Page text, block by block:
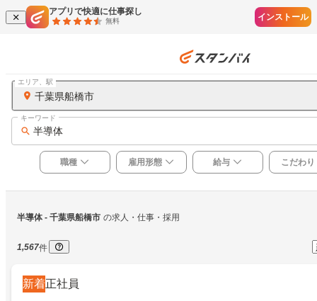
アプリで快適に仕事探し
無料 インストール
千葉県船橋市
エリア、駅
半導体
キーワード
職種 雇用形態 給与 こだわり
半導体 - 千葉県船橋市 の求人・仕事・採用
1,567件
新着正社員